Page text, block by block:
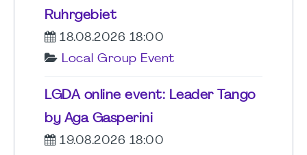
Ruhrgebiet
18.08.2026 18:00
Local Group Event
LGDA online event: Leader Tango
by Aga Gasperini
19.08.2026 18:00